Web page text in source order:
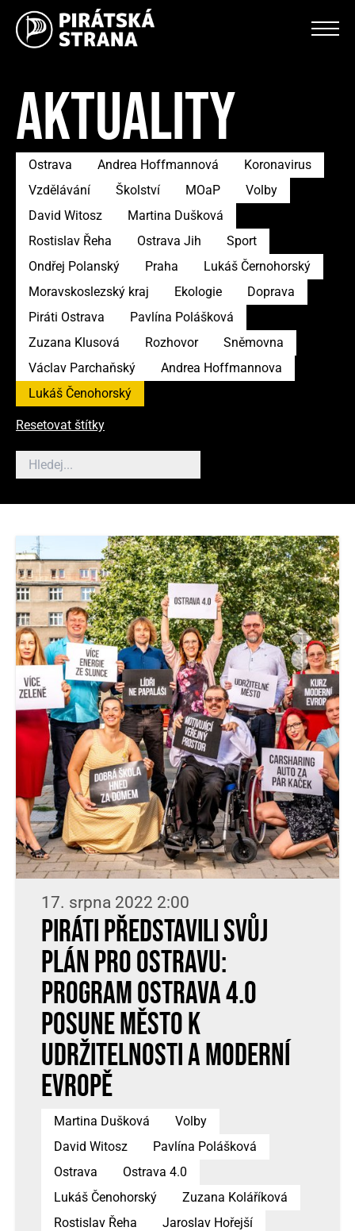
AKTUALITY
Ostrava Andrea Hoffmannová
Koronavirus
Vzdělávání
Školství MOaP
Volby
David Witosz
Martina Dušková
Rostislav Řeha
Ostrava Jih
Sport
Ondřej Polanský
Praha
Lukáš Černohorský
Moravskoslezský kraj
Ekologie
Doprava
Piráti Ostrava
Pavlína Polášková
Zuzana Klusová
Rozhovor
Sněmovna
Václav Parchaňský
Andrea Hoffmannova
Lukáš Čenohorský
Resetovat štítky
17. srpna 2022 2:00
Piráti představili svůj
plán pro Ostravu:
Program Ostrava 4.0
posune město k
udržitelnosti a moderní
Evropě
Martina Dušková
Volby
David Witosz
Pavlína Polášková
Ostrava
Ostrava 4.0
Lukáš Čenohorský
Zuzana Koláříková
Rostislav Řeha
Jaroslav Hořejší